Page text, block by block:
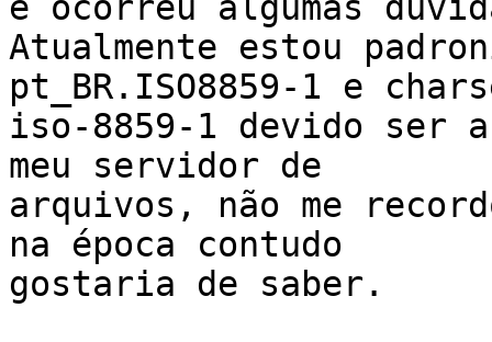
e ocorreu algumas
Atualmente estou
pt_BR.ISO8859-1 e
iso-8859-1 devido ser
meu servidor de
arquivos, não me
na época contudo
gostaria de saber.